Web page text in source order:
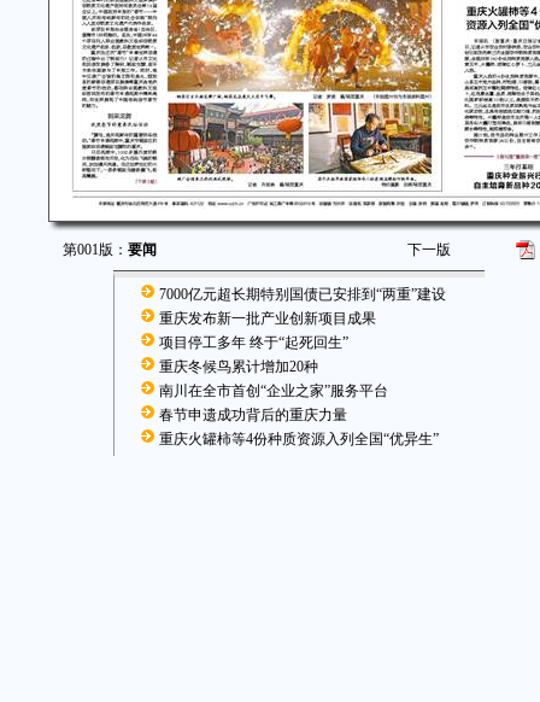
第001版： 要闻 下一版
7000亿元超长期特别国债已安排到“两重”建设
重庆发布新一批产业创新项目成果
项目停工多年 终于“起死回生”
重庆冬候鸟累计增加20种
南川在全市首创“企业之家”服务平台
春节申遗成功背后的重庆力量
重庆火罐柿等4份种质资源入列全国“优异生”